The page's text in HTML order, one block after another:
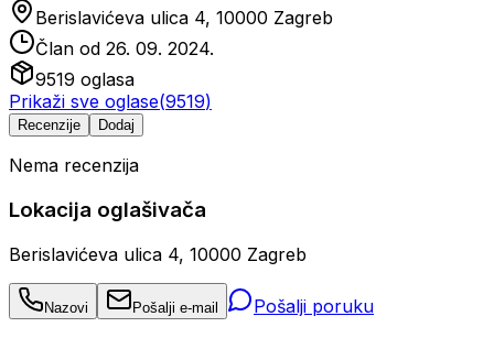
Berislavićeva ulica 4, 10000 Zagreb
Član od 26. 09. 2024.
9519 oglasa
Prikaži sve oglase(9519)
Recenzije Dodaj
Nema recenzija
Lokacija oglašivača
Berislavićeva ulica 4, 10000 Zagreb
Nazovi Pošalji e-mail Pošalji poruku